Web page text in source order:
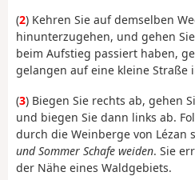
(2) Kehren Sie auf demselben
hinunterzugehen, und gehen
beim Aufstieg passiert haben,
gelangen auf eine kleine Straße
(3) Biegen Sie rechts ab, gehen
und biegen Sie dann links ab.
durch die Weinberge von Lézan
und Sommer Schafe weiden. Sie
der Nähe eines Waldgebiets.